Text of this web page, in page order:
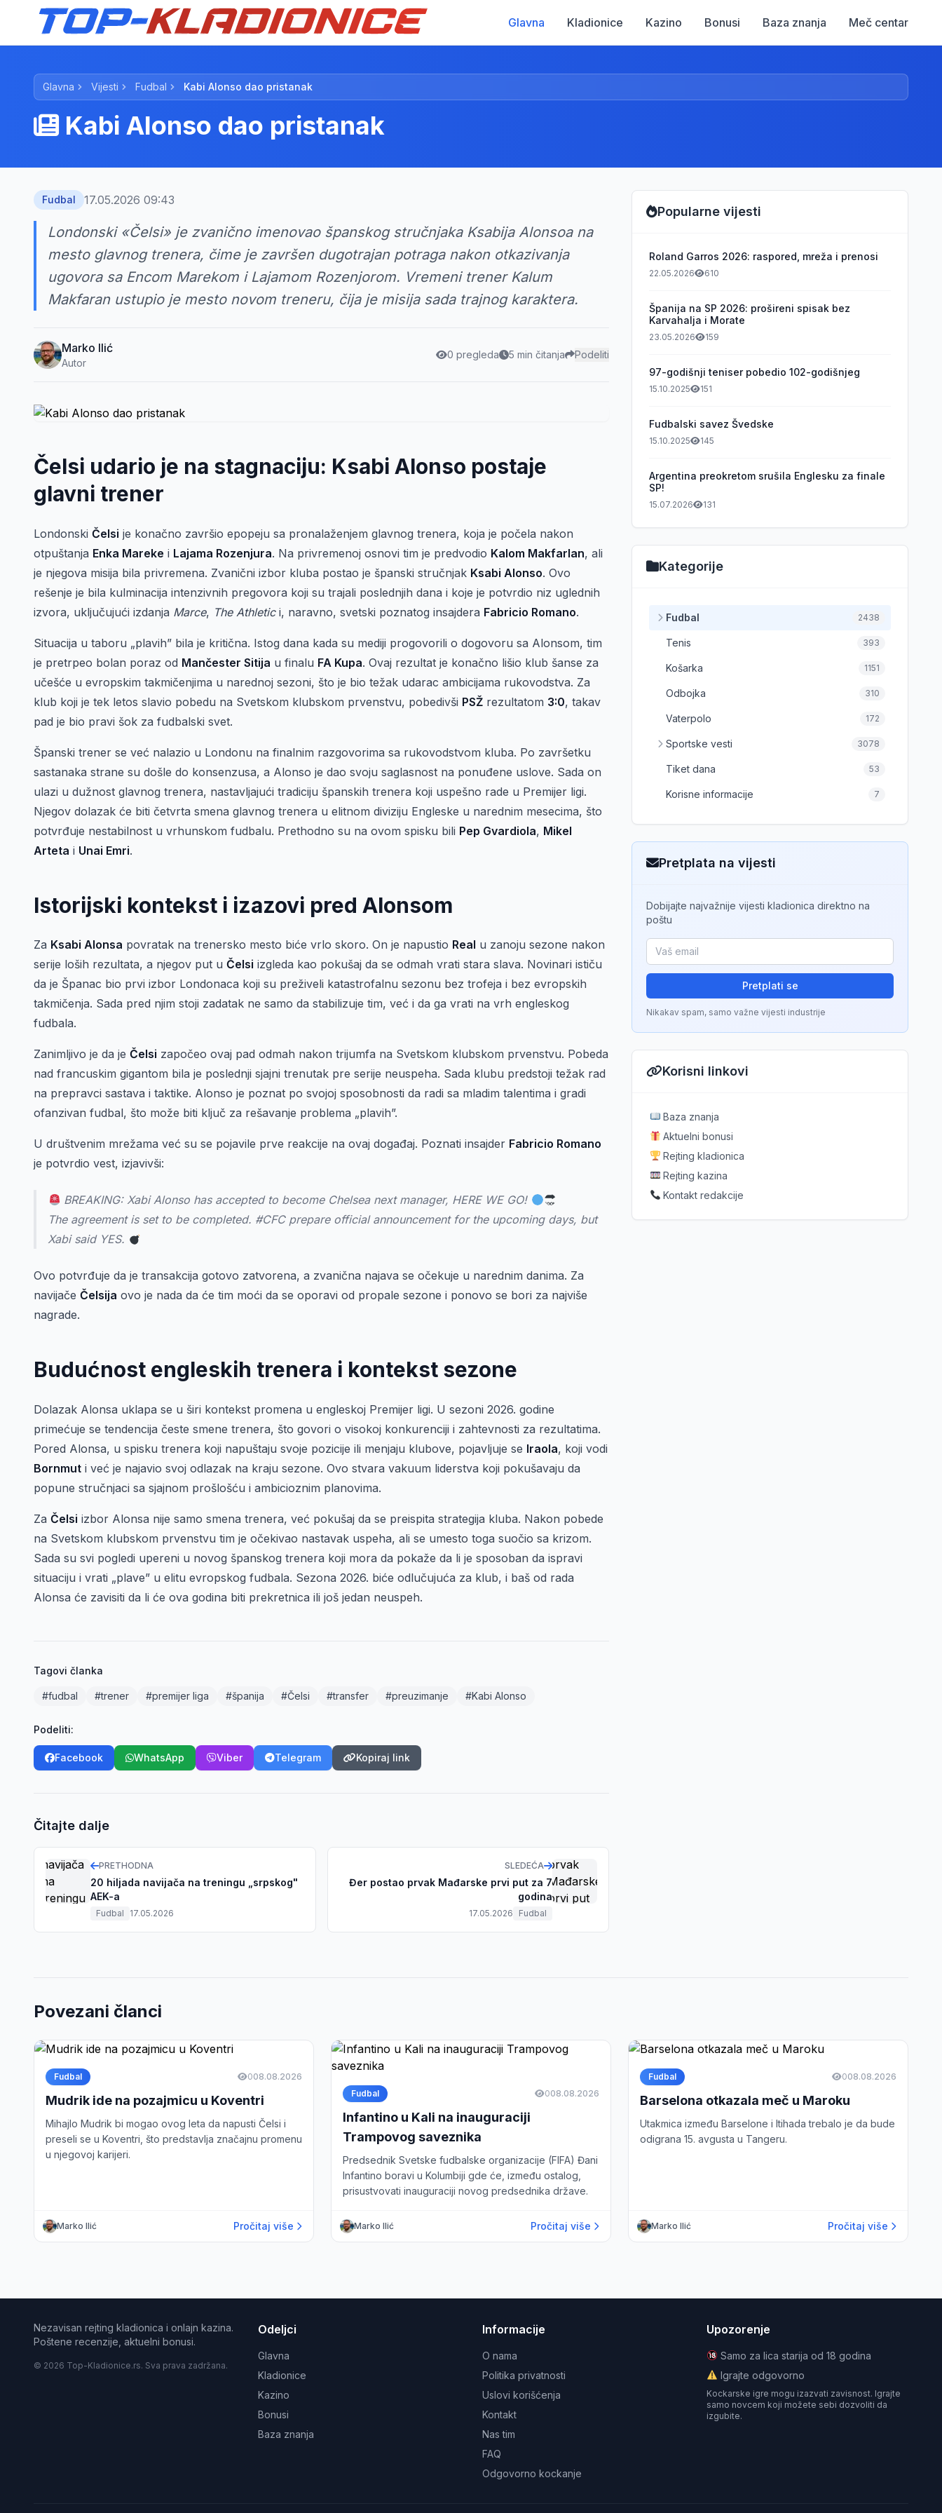
Glavna Kladionice Kazino Bonusi Baza znanja Meč centar
Glavna Vijesti Fudbal Kabi Alonso dao pristanak
Kabi Alonso dao pristanak
Fudbal 17.05.2026 09:43
Londonski «Čelsi» je zvanično imenovao španskog stručnjaka Ksabija Alonsoa na
mesto glavnog trenera, čime je završen dugotrajan potraga nakon otkazivanja
ugovora sa Encom Marekom i Lajamom Rozenjorom. Vremeni trener Kalum
Makfaran ustupio je mesto novom treneru, čija je misija sada trajnog karaktera.
Marko Ilić
Autor
0 pregleda 5 min čitanja Podeliti
Čelsi udario je na stagnaciju: Ksabi Alonso postaje
glavni trener
Londonski Čelsi je konačno završio epopeju sa pronalaženjem glavnog trenera, koja je počela nakon
otpuštanja Enka Mareke i Lajama Rozenjura. Na privremenoj osnovi tim je predvodio Kalom Makfarlan, ali
je njegova misija bila privremena. Zvanični izbor kluba postao je španski stručnjak Ksabi Alonso. Ovo
rešenje je bila kulminacija intenzivnih pregovora koji su trajali poslednjih dana i koje je potvrdio niz uglednih
izvora, uključujući izdanja Marce, The Athletici, naravno, svetski poznatog insajdera Fabricio Romano.
Situacija u taboru „plavih” bila je kritična. Istog dana kada su mediji progovorili o dogovoru sa Alonsom, tim
je pretrpeo bolan poraz od Mančester Sitija u finalu FA Kupa. Ovaj rezultat je konačno lišio klub šanse za
učešće u evropskim takmičenjima u narednoj sezoni, što je bio težak udarac ambicijama rukovodstva. Za
klub koji je tek letos slavio pobedu na Svetskom klubskom prvenstvu, pobedivši PSŽ rezultatom 3:0, takav
pad je bio pravi šok za fudbalski svet.
Španski trener se već nalazio u Londonu na finalnim razgovorima sa rukovodstvom kluba. Po završetku
sastanaka strane su došle do konsenzusa, a Alonso je dao svoju saglasnost na ponuđene uslove. Sada on
ulazi u dužnost glavnog trenera, nastavljajući tradiciju španskih trenera koji uspešno rade u Premijer ligi.
Njegov dolazak će biti četvrta smena glavnog trenera u elitnom diviziju Engleske u narednim mesecima, što
potvrđuje nestabilnost u vrhunskom fudbalu. Prethodno su na ovom spisku bili Pep Gvardiola, Mikel
Arteta i Unai Emri.
Istorijski kontekst i izazovi pred Alonsom
Za Ksabi Alonsa povratak na trenersko mesto biće vrlo skoro. On je napustio Real u zanoju sezone nakon
serije loših rezultata, a njegov put u Čelsi izgleda kao pokušaj da se odmah vrati stara slava. Novinari ističu
da je Španac bio prvi izbor Londonaca koji su preživeli katastrofalnu sezonu bez trofeja i bez evropskih
takmičenja. Sada pred njim stoji zadatak ne samo da stabilizuje tim, već i da ga vrati na vrh engleskog
fudbala.
Zanimljivo je da je Čelsi započeo ovaj pad odmah nakon trijumfa na Svetskom klubskom prvenstvu. Pobeda
nad francuskim gigantom bila je poslednji sjajni trenutak pre serije neuspeha. Sada klubu predstoji težak rad
na prepravci sastava i taktike. Alonso je poznat po svojoj sposobnosti da radi sa mladim talentima i gradi
ofanzivan fudbal, što može biti ključ za rešavanje problema „plavih”.
U društvenim mrežama već su se pojavile prve reakcije na ovaj događaj. Poznati insajder Fabricio Romano
je potvrdio vest, izjavivši:
BREAKING: Xabi Alonso has accepted to become Chelsea next manager, HERE WE GO!
The agreement is set to be completed. #CFC prepare official announcement for the upcoming days, but
Xabi said YES.
Ovo potvrđuje da je transakcija gotovo zatvorena, a zvanična najava se očekuje u narednim danima. Za
navijače Čelsija ovo je nada da će tim moći da se oporavi od propale sezone i ponovo se bori za najviše
nagrade.
Budućnost engleskih trenera i kontekst sezone
Dolazak Alonsa uklapa se u širi kontekst promena u engleskoj Premijer ligi. U sezoni 2026. godine
primećuje se tendencija česte smene trenera, što govori o visokoj konkurenciji i zahtevnosti za rezultatima.
Pored Alonsa, u spisku trenera koji napuštaju svoje pozicije ili menjaju klubove, pojavljuje se Iraola, koji vodi
Bornmut i već je najavio svoj odlazak na kraju sezone. Ovo stvara vakuum liderstva koji pokušavaju da
popune stručnjaci sa sjajnom prošlošću i ambicioznim planovima.
Za Čelsi izbor Alonsa nije samo smena trenera, već pokušaj da se preispita strategija kluba. Nakon pobede
na Svetskom klubskom prvenstvu tim je očekivao nastavak uspeha, ali se umesto toga suočio sa krizom.
Sada su svi pogledi upereni u novog španskog trenera koji mora da pokaže da li je sposoban da ispravi
situaciju i vrati „plave” u elitu evropskog fudbala. Sezona 2026. biće odlučujuća za klub, i baš od rada
Alonsa će zavisiti da li će ova godina biti prekretnica ili još jedan neuspeh.
Tagovi članka
#fudbal #trener #premijer liga #španija #Čelsi #transfer #preuzimanje #Kabi Alonso
Podeliti:
Facebook WhatsApp Viber Telegram Kopiraj link
Čitajte dalje
PRETHODNA
20 hiljada navijača na treningu „srpskog"
AEK-a
Fudbal 17.05.2026
SLEDEĆA
Đer postao prvak Mađarske prvi put za 7
godina
17.05.2026 Fudbal
Popularne vijesti
Roland Garros 2026: raspored, mreža i prenosi
22.05.2026 610
Španija na SP 2026: prošireni spisak bez
Karvahalja i Morate
23.05.2026 159
97-godišnji teniser pobedio 102-godišnjeg
15.10.2025 151
Fudbalski savez Švedske
15.10.2025 145
Argentina preokretom srušila Englesku za finale
SP!
15.07.2026 131
Kategorije
Fudbal 2438
Tenis 393
Košarka 1151
Odbojka 310
Vaterpolo 172
Sportske vesti 3078
Tiket dana 53
Korisne informacije 7
Pretplata na vijesti
Dobijajte najvažnije vijesti kladionica direktno na
poštu
Pretplati se
Nikakav spam, samo važne vijesti industrije
Korisni linkovi
Baza znanja
Aktuelni bonusi
Rejting kladionica
Rejting kazina
Kontakt redakcije
Povezani članci
Fudbal 008.08.2026
Mudrik ide na pozajmicu u Koventri
Mihajlo Mudrik bi mogao ovog leta da napusti Čelsi i
preseli se u Koventri, što predstavlja značajnu promenu
u njegovoj karijeri.
Marko Ilić Pročitaj više
Fudbal 008.08.2026
Infantino u Kali na inauguraciji
Trampovog saveznika
Predsednik Svetske fudbalske organizacije (FIFA) Đani
Infantino boravi u Kolumbiji gde će, između ostalog,
prisustvovati inauguraciji novog predsednika države.
Marko Ilić Pročitaj više
Fudbal 008.08.2026
Barselona otkazala meč u Maroku
Utakmica između Barselone i Itihada trebalo je da bude
odigrana 15. avgusta u Tangeru.
Marko Ilić Pročitaj više
Nezavisan rejting kladionica i onlajn kazina.
Poštene recenzije, aktuelni bonusi.
© 2026 Top-Kladionice.rs. Sva prava zadržana.
Odeljci
Glavna
Kladionice
Kazino
Bonusi
Baza znanja
Informacije
O nama
Politika privatnosti
Uslovi korišćenja
Kontakt
Nas tim
FAQ
Odgovorno kockanje
Upozorenje
Samo za lica starija od 18 godina
Igrajte odgovorno
Kockarske igre mogu izazvati zavisnost. Igrajte
samo novcem koji možete sebi dozvoliti da
izgubite.